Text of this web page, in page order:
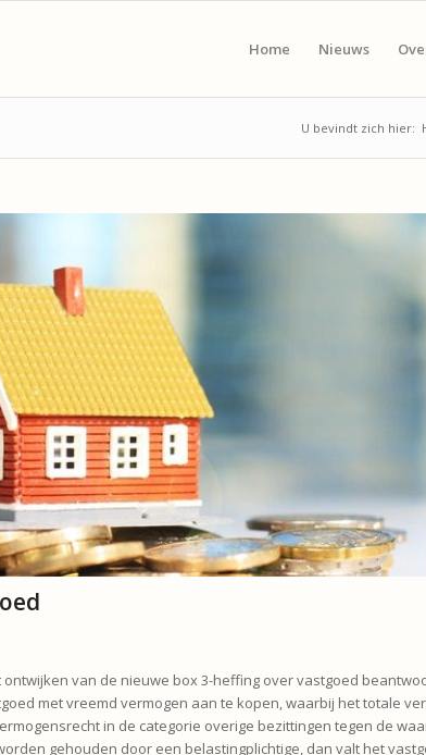
Home Nieuws
U bevindt zich hier:
van de nieuwe box 3-heffing over vastgoed
met vreemd vermogen aan te kopen, waarbij het totale
in de categorie overige bezittingen tegen de
gehouden door een belastingplichtige, dan valt het